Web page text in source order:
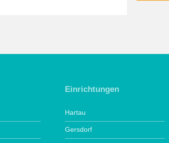
Einrichtungen
Hartau
Gersdorf